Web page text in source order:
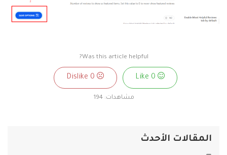
Was this article helpful?
0
Dislike
0
مشاهدات: 194
المقالات الأحدث